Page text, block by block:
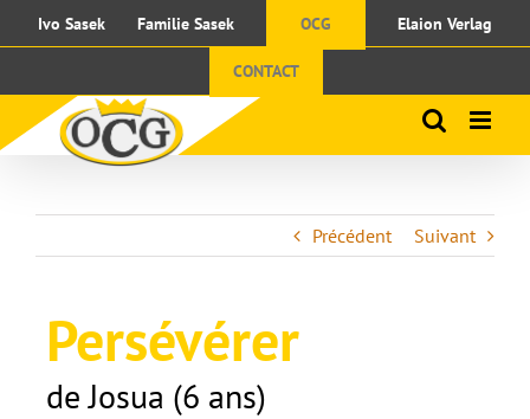
Passer
au
Ivo Sasek Familie Sasek OCG Elaion Verlag
CONTACT
Précédent Suivant
Persévérer
de Josua (6 ans)